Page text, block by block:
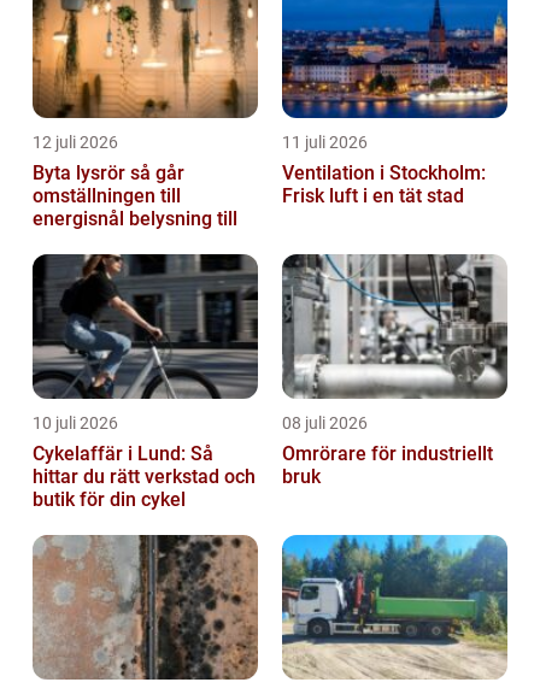
12 juli 2026
Byta lysrör så går
omställningen till
energisnål belysning till
11 juli 2026
Ventilation i Stockholm:
Frisk luft i en tät stad
10 juli 2026
Cykelaffär i Lund: Så
hittar du rätt verkstad och
butik för din cykel
08 juli 2026
Omrörare för industriellt
bruk